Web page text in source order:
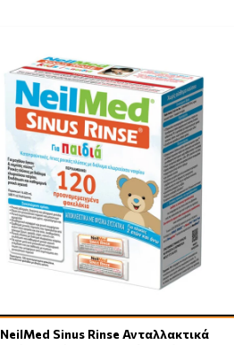
NeilMed Sinus Rinse Ανταλλακτικά